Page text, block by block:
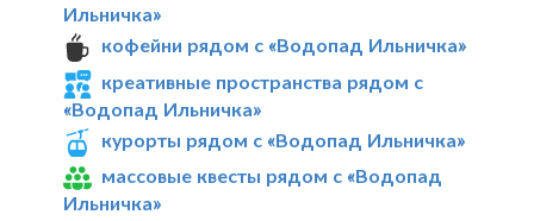
Ильничка»
кофейни рядом с «Водопад Ильничка»
креативные пространства рядом с
«Водопад Ильничка»
курорты рядом с «Водопад Ильничка»
массовые квесты рядом с «Водопад
Ильничка»